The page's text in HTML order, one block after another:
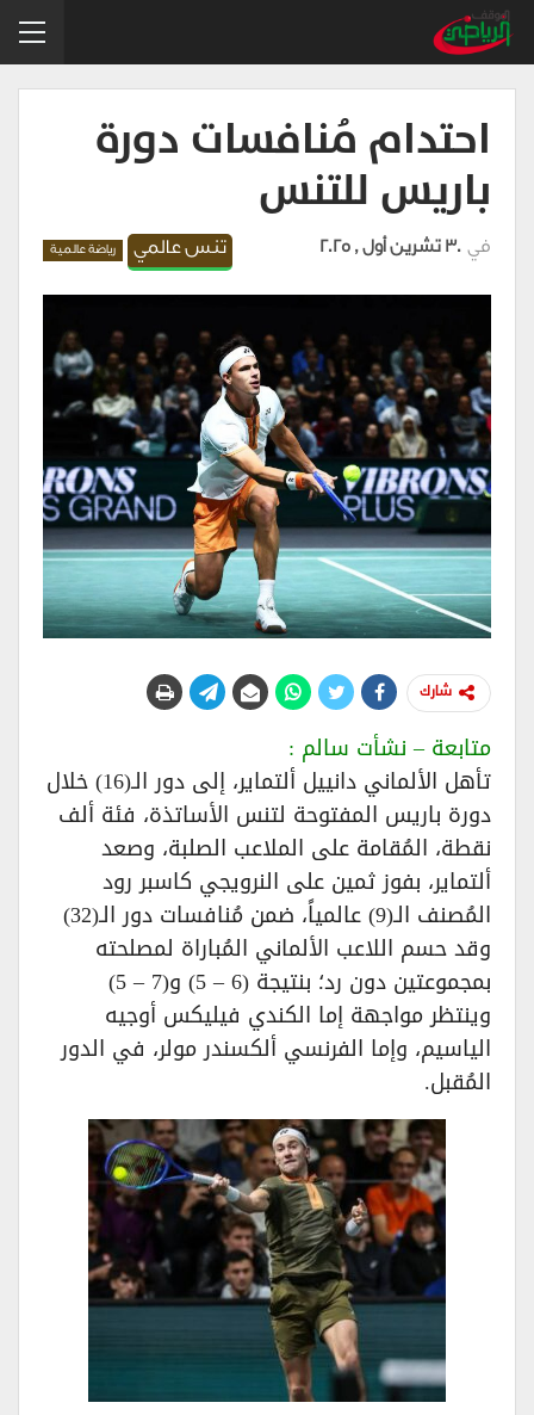
احتدام مُنافسات دورة
باريس للتنس
تنس عالمي رياضة عالمية في 30 تشرين أول , 2025
شارك
متابعة – نشأت سالم :
تأهل الألماني دانييل ألتماير، إلى دور الـ(16) خلال
دورة باريس المفتوحة لتنس الأساتذة، فئة ألف
نقطة، المُقامة على الملاعب الصلبة، وصعد
ألتماير، بفوز ثمين على النرويجي كاسبر رود
المُصنف الـ(9) عالمياً، ضمن مُنافسات دور الـ(32)
وقد حسم اللاعب الألماني المُباراة لمصلحته
بمجموعتين دون رد؛ بنتيجة (6 – 5) و(7 – 5)
وينتظر مواجهة إما الكندي فيليكس أوجيه
الياسيم، وإما الفرنسي ألكسندر مولر، في الدور
المُقبل.